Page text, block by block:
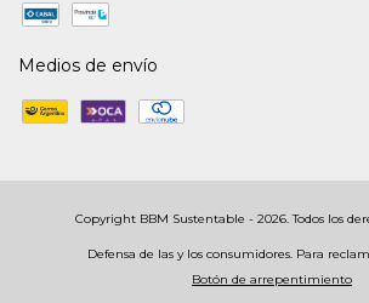
Medios de envío
Copyright BBM Sustentable - 2026. Todos los
Defensa de las y los consumidores. Para
Botón de arrepentimiento